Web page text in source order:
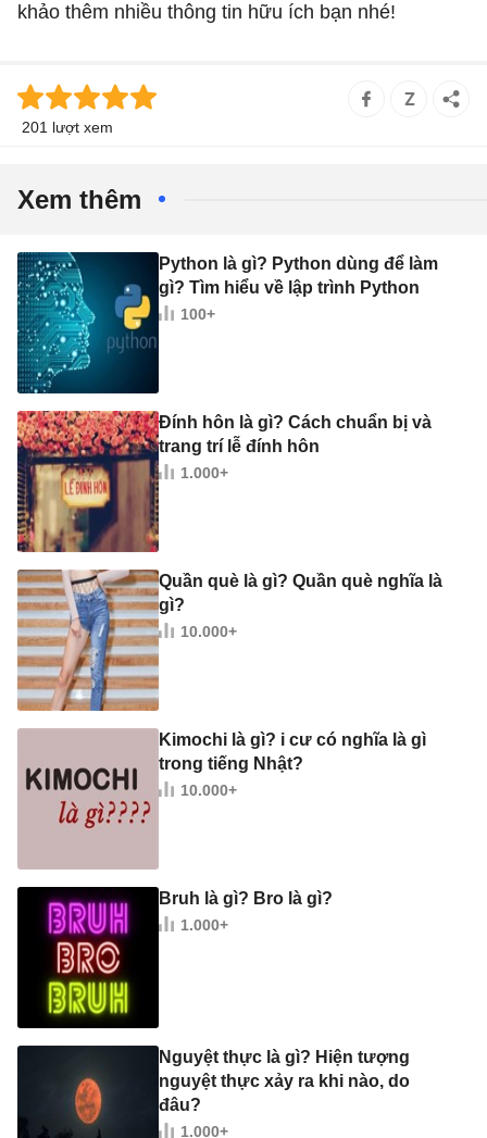
khảo thêm nhiều thông tin hữu ích bạn nhé!
201 lượt xem
Xem thêm
Python là gì? Python dùng để làm
gì? Tìm hiểu về lập trình Python
100+
Đính hôn là gì? Cách chuẩn bị và
trang trí lễ đính hôn
1.000+
Quần què là gì? Quần què nghĩa là
gì?
10.000+
Kimochi là gì? i cư có nghĩa là gì
trong tiếng Nhật?
10.000+
Bruh là gì? Bro là gì?
1.000+
Nguyệt thực là gì? Hiện tượng
nguyệt thực xảy ra khi nào, do
đâu?
1.000+